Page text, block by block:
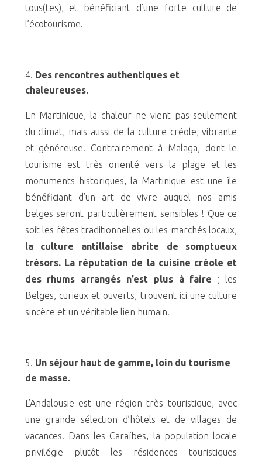
tous(tes), et bénéficiant d’une forte culture de
l’écotourisme.
Des rencontres authentiques et
chaleureuses.
En Martinique, la chaleur ne vient pas seulement
du climat, mais aussi de la culture créole, vibrante
et généreuse. Contrairement à Malaga, dont le
tourisme est très orienté vers la plage et les
monuments historiques, la Martinique est une île
bénéficiant d’un art de vivre auquel nos amis
belges seront particulièrement sensibles ! Que ce
soit les fêtes traditionnelles ou les marchés locaux,
la culture antillaise abrite de somptueux
trésors. La réputation de la cuisine créole et
des rhums arrangés n’est plus à faire ; les
Belges, curieux et ouverts, trouvent ici une culture
sincère et un véritable lien humain.
Un séjour haut de gamme, loin du tourisme
de masse.
L’Andalousie est une région très touristique, avec
une grande sélection d’hôtels et de villages de
vacances. Dans les Caraïbes, la population locale
privilégie plutôt les résidences touristiques